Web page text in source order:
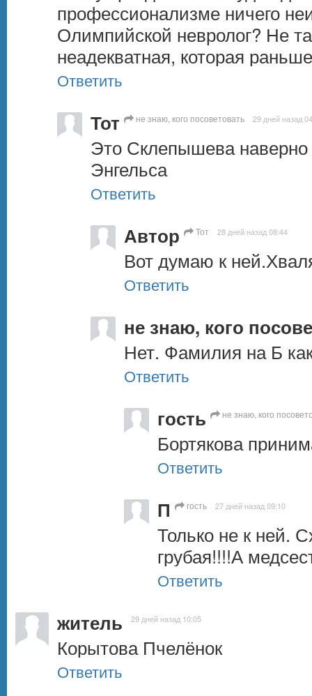
профессионализме ничего
Олимпийской невролог? Не
неадекватная, которая
Ответить
Тот не знаю, кого посоветовать 29 дней назад
Это Склепышева
Энгельса
Ответить
Автор Тот 28 дней назад 08:44
Вот думаю к
Ответить
не знаю, кого
Нет. Фамилия на Б
Ответить
гость не знаю, кого
Бортякова
Ответить
П гость 27 дней назад 09:10
Только не к ней.
грубая!!!!А
Ответить
житель 29 дней назад 10:05
Корытова Пчелёнок
Ответить